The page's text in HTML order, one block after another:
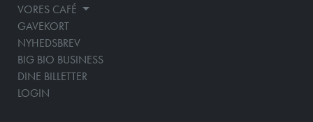
VORES CAFÉ
GAVEKORT
NYHEDSBREV
BIG BIO BUSINESS
DINE BILLETTER
LOGIN